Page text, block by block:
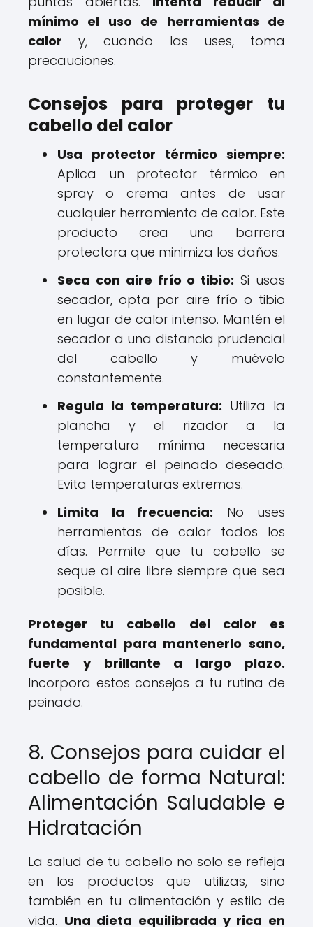
mínimo el uso de herramientas de
calor y, cuando las uses, toma
precauciones.
Consejos para proteger tu
cabello del calor
Usa protector térmico siempre:
Aplica un protector térmico en
spray o crema antes de usar
cualquier herramienta de calor. Este
producto crea una barrera
protectora que minimiza los daños.
Seca con aire frío o tibio: Si usas
secador, opta por aire frío o tibio
en lugar de calor intenso. Mantén el
secador a una distancia prudencial
del cabello y muévelo
constantemente.
Regula la temperatura: Utiliza la
plancha y el rizador a la
temperatura mínima necesaria
para lograr el peinado deseado.
Evita temperaturas extremas.
Limita la frecuencia: No uses
herramientas de calor todos los
días. Permite que tu cabello se
seque al aire libre siempre que sea
posible.
Proteger tu cabello del calor es
fundamental para mantenerlo sano,
fuerte y brillante a largo plazo.
Incorpora estos consejos a tu rutina de
peinado.
8. Consejos para cuidar el
cabello de forma Natural:
Alimentación Saludable e
Hidratación
La salud de tu cabello no solo se refleja
en los productos que utilizas, sino
también en tu alimentación y estilo de
vida. Una dieta equilibrada y rica en